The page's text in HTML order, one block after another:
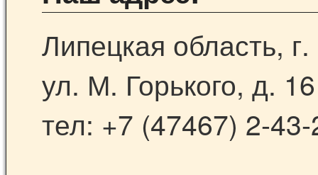
Липецкая область,
ул. М. Горького, д. 16
тел: +7 (47467) 2-